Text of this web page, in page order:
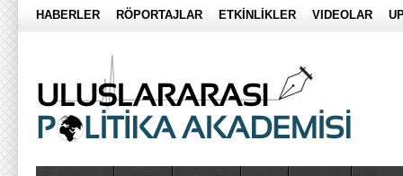
HABERLER RÖPORTAJLAR ETKİNLİKLER VIDEOLAR